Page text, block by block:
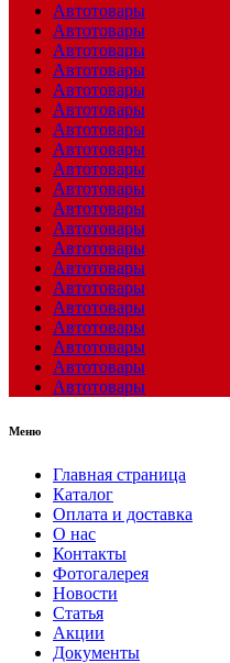
Автотовары
Автотовары
Автотовары
Автотовары
Автотовары
Автотовары
Автотовары
Автотовары
Автотовары
Автотовары
Автотовары
Автотовары
Автотовары
Автотовары
Автотовары
Автотовары
Автотовары
Автотовары
Автотовары
Автотовары
Меню
Главная страница
Каталог
Оплата и доставка
О нас
Контакты
Фотогалерея
Новости
Статья
Акции
Документы